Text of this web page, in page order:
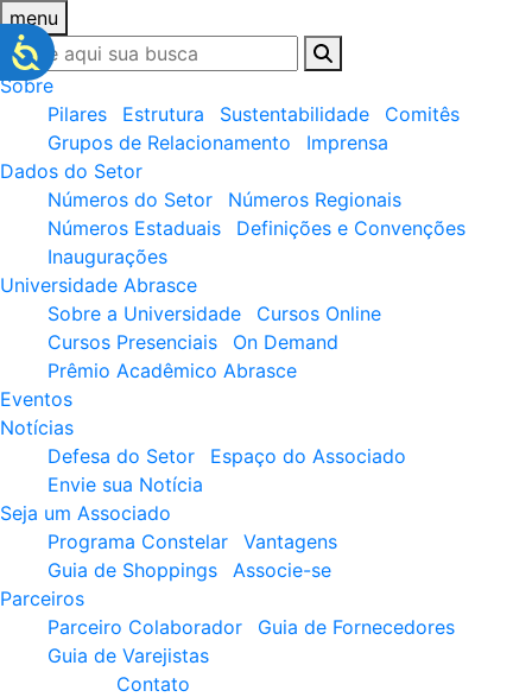
menu
Sobre
Pilares
Estrutura Sustentabilidade
Comitês
Grupos de Relacionamento
Imprensa
Dados do Setor
Números do Setor
Números Regionais
Números Estaduais
Definições e Convenções
Inaugurações
Universidade Abrasce
Sobre a Universidade
Cursos Online
Cursos Presenciais
On Demand
Prêmio Acadêmico Abrasce
Eventos
Notícias
Defesa do Setor
Espaço do Associado
Envie sua Notícia
Seja um Associado
Programa Constelar
Vantagens
Guia de Shoppings
Associe-se
Parceiros
Parceiro Colaborador
Guia de Fornecedores
Guia de Varejistas
Contato